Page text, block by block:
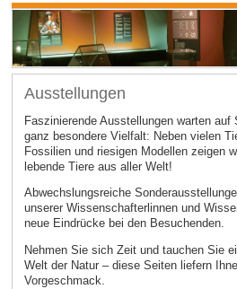
Ausstellungen
Faszinierende Ausstellungen warten auf
ganz besondere Vielfalt: Neben vielen
Fossilien und riesigen Modellen zeigen
lebende Tiere aus aller Welt!
Abwechslungsreiche
unserer Wissenschafterlinnen und
neue Eindrücke bei den Besuchenden.
Nehmen Sie sich Zeit und tauchen Sie
Welt der Natur – diese Seiten liefern
Vorgeschmack.